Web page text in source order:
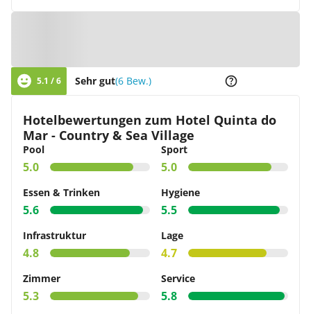
5.1 / 6 Sehr gut(6 Bew.)
Hotelbewertungen zum Hotel Quinta do
Mar - Country & Sea Village
Pool
5.0
Sport
5.0
Essen & Trinken
5.6
Hygiene
5.5
Infrastruktur
4.8
Lage
4.7
Zimmer
5.3
Service
5.8